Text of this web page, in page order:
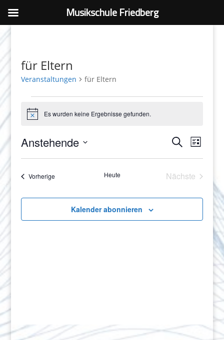
für Eltern
Veranstaltungen für Eltern
Veranstaltungen
HinweisEs wurden keine Ergebnisse gefunden.
Such-
SucheListe
Anstehende
wählen.
VorherigeVeranstaltungen Heute
Nächste
Kalender abonnieren
Musikschule Friedberg